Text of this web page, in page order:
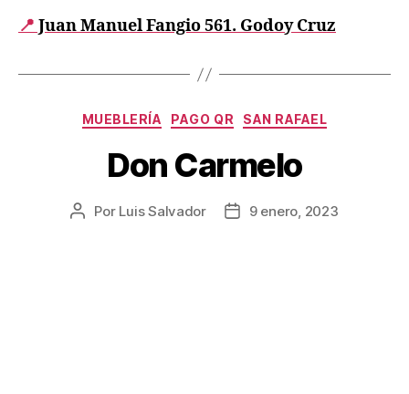
📍 Juan Manuel Fangio 561. Godoy Cruz
MUEBLERÍA PAGO QR SAN RAFAEL
Don Carmelo
Por Luis Salvador 9 enero, 2023